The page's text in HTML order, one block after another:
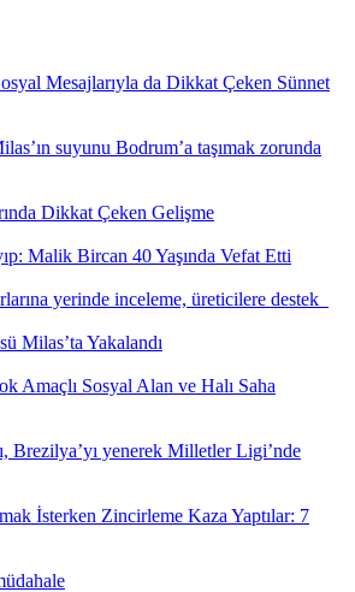
Mesajlarıyla da Dikkat Çeken Sünnet
suyunu Bodrum’a taşımak zorunda
Dikkat Çeken Gelişme
Malik Bircan 40 Yaşında Vefat Etti
yerinde inceleme, üreticilere destek
Milas’ta Yakalandı
Amaçlı Sosyal Alan ve Halı Saha
Brezilya’yı yenerek Milletler Ligi’nde
İsterken Zincirleme Kaza Yaptılar: 7